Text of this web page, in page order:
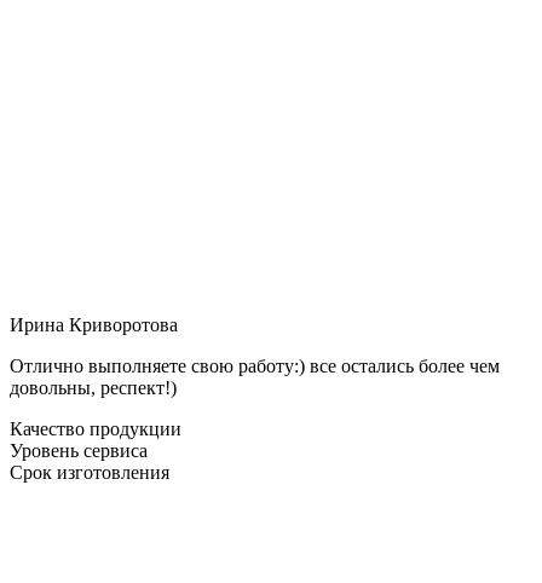
Ирина Криворотова
Отлично выполняете свою работу:) все остались более чем
довольны, респект!)
Качество продукции
Уровень сервиса
Срок изготовления